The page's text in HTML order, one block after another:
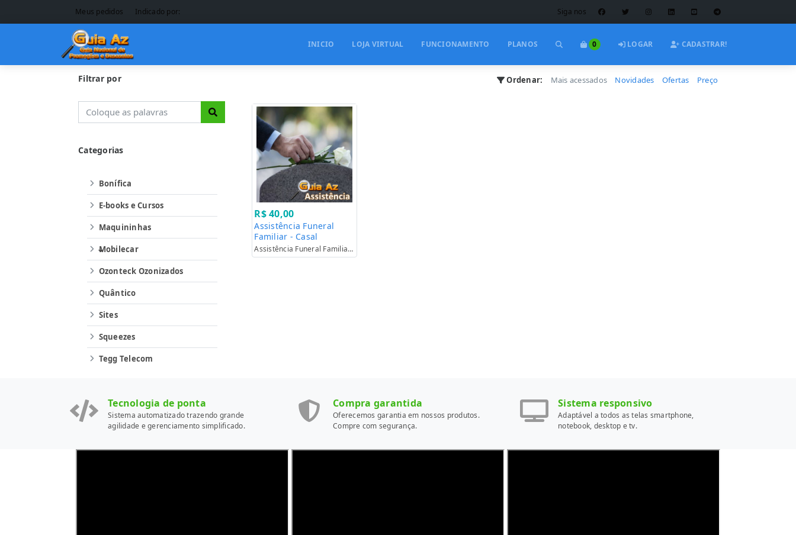
Meus pedidos Indicado por: Siga nos
INICIO LOJA VIRTUAL FUNCIONAMENTO PLANOS 0 LOGAR CADASTRAR!
Ordenar: Mais acessados Novidades Ofertas Preço
R$ 40,00
Assistência Funeral
Familiar - Casal
Assistência Funeral Familiar A Partir De R$ 20,00 Por Mês para Sócios do Clube.
Filtrar por
Categorias
Bonífica
E-books e Cursos
Maquininhas
Mobilecar
Ozonteck Ozonizados
Quântico
Sites
Squeezes
Tegg Telecom
Tecnologia de ponta
Sistema automatizado trazendo grande
agilidade e gerenciamento simplificado.
Compra garantida
Oferecemos garantia em nossos produtos.
Compre com segurança.
Sistema responsivo
Adaptável a todos as telas smartphone,
notebook, desktop e tv.